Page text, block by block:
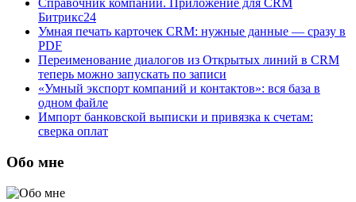
Справочник компании. Приложение для CRM
Битрикс24
Умная печать карточек CRM: нужные данные — сразу в
PDF
Переименование диалогов из Открытых линий в CRM
теперь можно запускать по записи
«Умный экспорт компаний и контактов»: вся база в
одном файле
Импорт банковской выписки и привязка к счетам:
сверка оплат
Обо мне